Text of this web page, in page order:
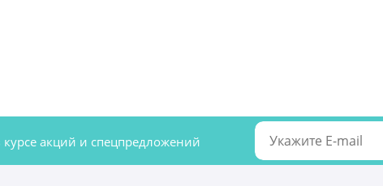
курсе акций и спецпредложений